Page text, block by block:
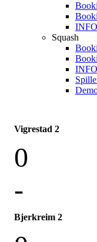
INFO
Squash
Vigrestad 2
0
-
Bjerkreim 2